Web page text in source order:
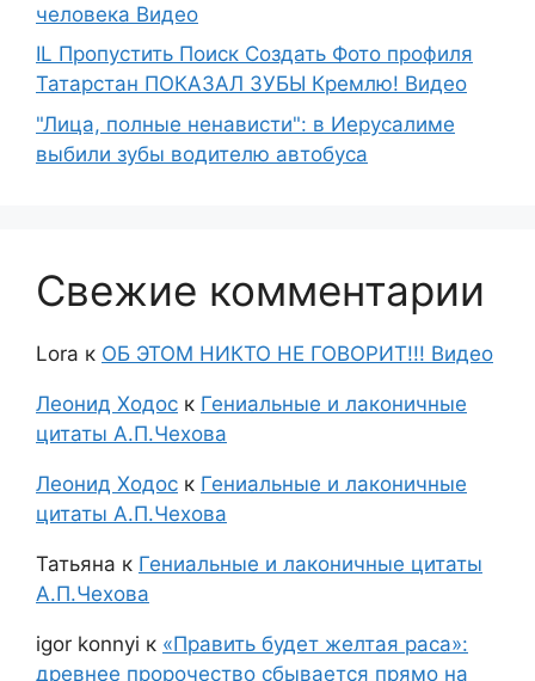
человека Видео
IL Пропустить Поиск Создать Фото профиля
Татарстан ПОКАЗАЛ ЗУБЫ Кремлю! Видео
"Лица, полные ненависти": в Иерусалиме
выбили зубы водителю автобуса
Свежие комментарии
Lora к ОБ ЭТОМ НИКТО НЕ ГОВОРИТ!!! Видео
Леонид Ходос к Гениальные и лаконичные
цитаты А.П.Чехова
Леонид Ходос к Гениальные и лаконичные
цитаты А.П.Чехова
Татьяна к Гениальные и лаконичные цитаты
А.П.Чехова
igor konnyi к «Править будет желтая раса»:
древнее пророчество сбывается прямо на